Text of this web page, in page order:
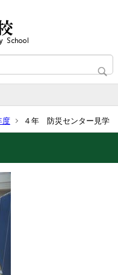
度 ４年 防災センター見学